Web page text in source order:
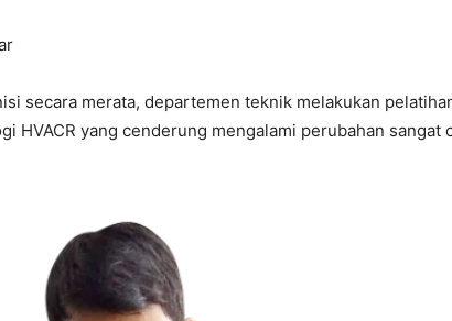
secara merata, departemen teknik melakukan
HVACR yang cenderung mengalami perubahan sangat